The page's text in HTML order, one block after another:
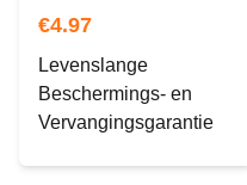
€4.97
Levenslange
Beschermings- en
Vervangingsgarantie